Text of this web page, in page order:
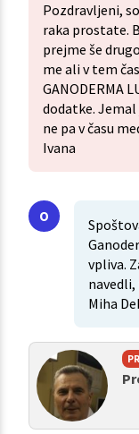
Pozdravljeni,
raka prostate.
prejme še
me ali v tem
GANODERMA
dodatke.
ne pa v času
Ivana
vpliva.
Miha